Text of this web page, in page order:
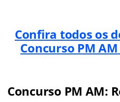
Confira todos os
Concurso PM AM
Concurso PM AM: